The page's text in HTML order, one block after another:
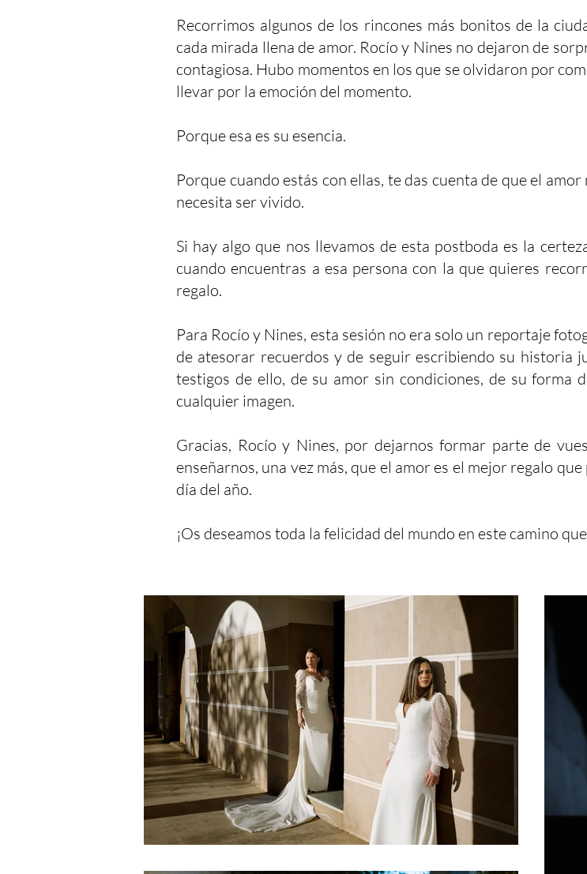
Recorrimos algunos de los rincones más bonitos de la
cada mirada llena de amor. Rocío y Nines no dejaron de
contagiosa. Hubo momentos en los que se olvidaron por
llevar por la emoción del momento.
Porque esa es su esencia.
Porque cuando estás con ellas, te das cuenta de que el
necesita ser vivido.
Si hay algo que nos llevamos de esta postboda es la
cuando encuentras a esa persona con la que quieres
regalo.
Para Rocío y Nines, esta sesión no era solo un reportaje
de atesorar recuerdos y de seguir escribiendo su historia
testigos de ello, de su amor sin condiciones, de su forma
cualquier imagen.
Gracias, Rocío y Nines, por dejarnos formar parte de
enseñarnos, una vez más, que el amor es el mejor regalo
día del año.
¡Os deseamos toda la felicidad del mundo en este camino